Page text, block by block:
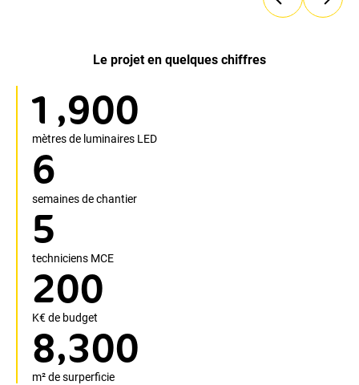
Le projet en quelques chiffres
1 ,900
mètres de luminaires LED
6
semaines de chantier
5
techniciens MCE
200
K€ de budget
8,300
m² de surperficie